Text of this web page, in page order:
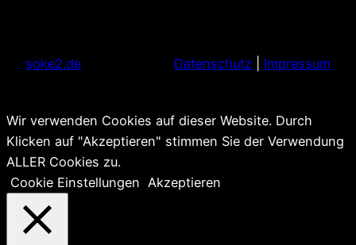
soke2.de Datenschutz Impressum
Wir verwenden Cookies auf dieser Website. Durch
Klicken auf "Akzeptieren" stimmen Sie der Verwendung
ALLER Cookies zu.
Cookie Einstellungen Akzeptieren